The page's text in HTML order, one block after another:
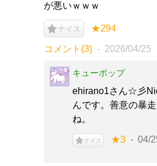
が悪いｗｗｗ
ナイス ★294
コメント(3) 2026/04/25
キューポップ
ehirano1さん☆彡
んです。善意の暴
ね。
ナイス ★3 04/